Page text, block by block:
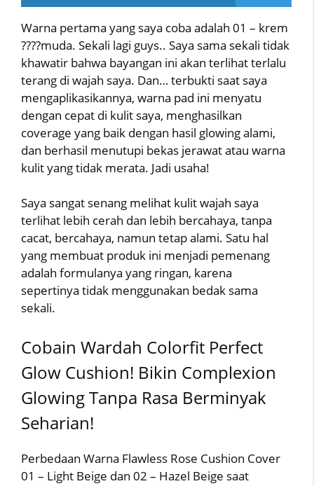
Warna pertama yang saya coba adalah 01 – krem
????muda. Sekali lagi guys.. Saya sama sekali tidak
khawatir bahwa bayangan ini akan terlihat terlalu
terang di wajah saya. Dan… terbukti saat saya
mengaplikasikannya, warna pad ini menyatu
dengan cepat di kulit saya, menghasilkan
coverage yang baik dengan hasil glowing alami,
dan berhasil menutupi bekas jerawat atau warna
kulit yang tidak merata. Jadi usaha!
Saya sangat senang melihat kulit wajah saya
terlihat lebih cerah dan lebih bercahaya, tanpa
cacat, bercahaya, namun tetap alami. Satu hal
yang membuat produk ini menjadi pemenang
adalah formulanya yang ringan, karena
sepertinya tidak menggunakan bedak sama
sekali.
Cobain Wardah Colorfit Perfect
Glow Cushion! Bikin Complexion
Glowing Tanpa Rasa Berminyak
Seharian!
Perbedaan Warna Flawless Rose Cushion Cover
01 – Light Beige dan 02 – Hazel Beige saat